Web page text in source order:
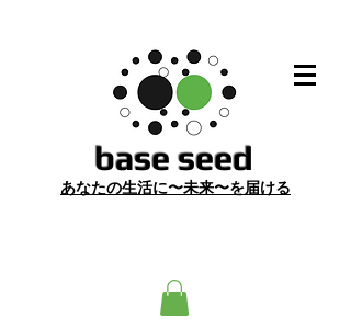
​base seed
あなたの生活に〜未来〜を届ける